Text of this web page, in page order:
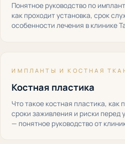
Понятное руководство по
как проходит установка, срок
особенности лечения в клинике
ИМПЛАНТЫ И КОСТНАЯ
Костная пластика
Что такое костная пластика, как
сроки заживления и риски перед
— понятное руководство от